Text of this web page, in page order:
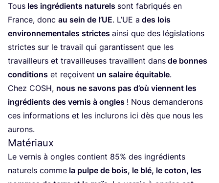
Tous les ingré­dients natu­rels sont fabri­qués en
France, donc au sein de l’UE. L’UE a des lois
envi­ron­ne­men­tales strictes ain­si que des légis­la­tions
strictes sur le tra­vail qui garan­tissent que les
tra­vailleurs et tra­vailleuses tra­vaillent dans de bonnes
condi­tions et reçoivent un salaire équi­table.
Chez COSH, nous ne savons pas d’où viennent les
ingré­dients des ver­nis à ongles ! Nous deman­de­rons
ces infor­ma­tions et les inclu­rons ici dès que nous les
aurons.
Matériaux
Le ver­nis à ongles contient 85% des ingré­dients
natu­rels comme la pulpe de bois, le blé, le coton, les